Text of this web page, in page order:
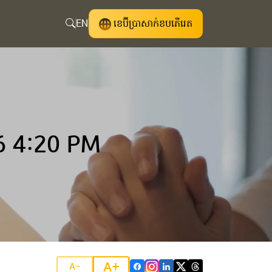
EN ខេប៊ីប្រាសាក់ខបភើរេត
4:20 PM
A- A+